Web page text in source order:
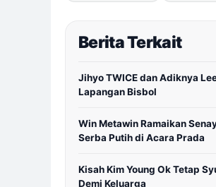
Berita Terkait
Jihyo TWICE dan Adiknya
Lapangan Bisbol
Win Metawin Ramaikan
Serba Putih di Acara Prada
Kisah Kim Young Ok Tetap
Demi Keluarga